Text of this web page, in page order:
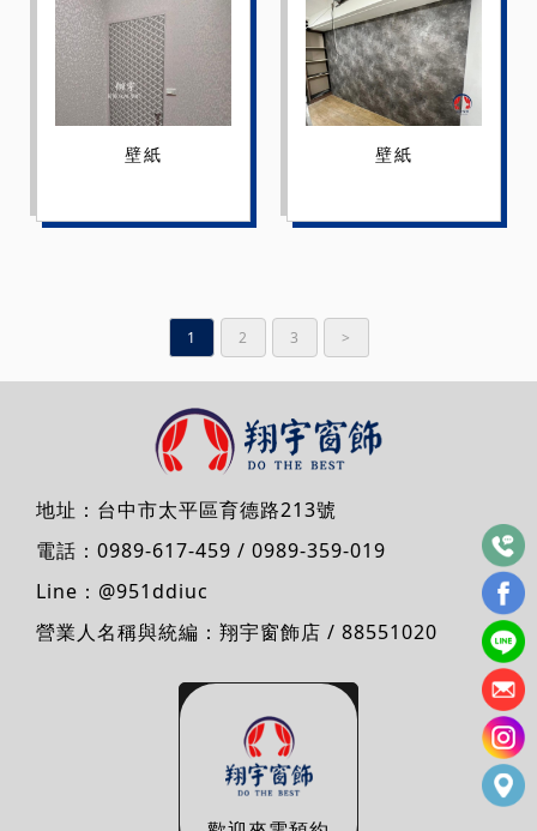
壁紙 壁紙
1 2 3 >
地址： 台中市太平區育德路213號
電話： 0989-617-459 / 0989-359-019
Line： @951ddiuc
營業人名稱與統編：翔宇窗飾店 / 88551020